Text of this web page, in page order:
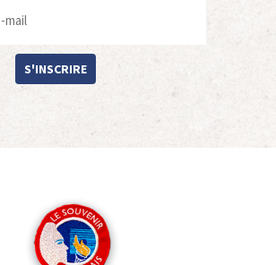
S'INSCRIRE